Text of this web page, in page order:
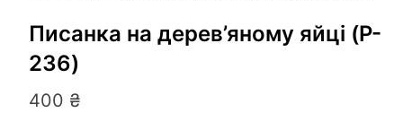
Писанка на дерев’яному яйці (P-
236)
400 ₴